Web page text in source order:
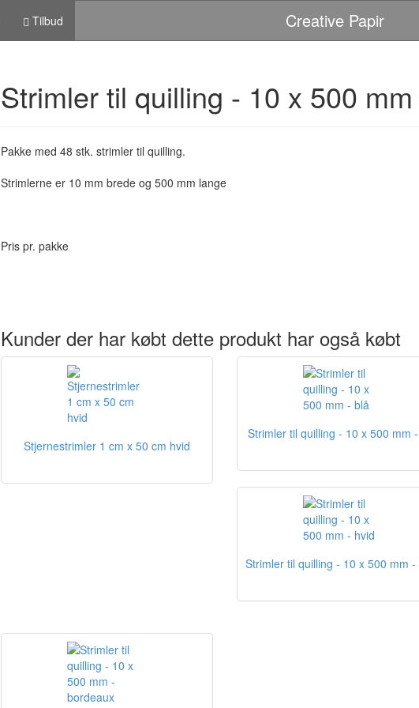
Tilbud Creative Papir
Strimler til quilling - 10 x 500
Pakke med 48 stk. strimler til quilling.
Strimlerne er 10 mm brede og 500 mm lange
Pris pr. pakke
Kunder der har købt dette produkt har også købt
Stjernestrimler 1 cm x 50 cm hvid
Strimler til quilling - 10 x 500 mm
Strimler til quilling - 10 x 500 mm -